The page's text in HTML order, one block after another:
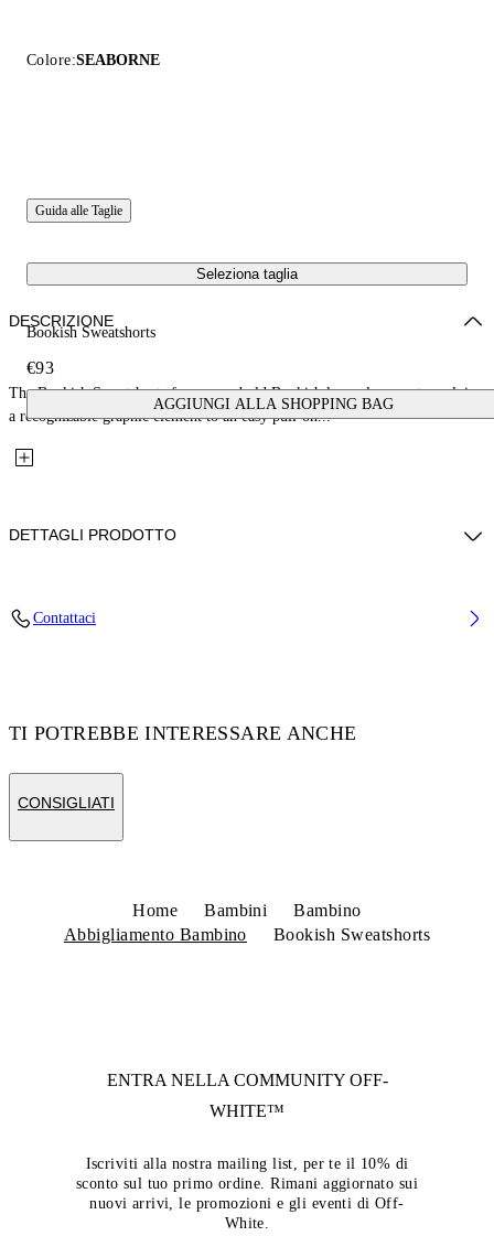
Colore:SEABORNE
Guida alle Taglie
Seleziona taglia
Bookish Sweatshorts
€93
AGGIUNGI ALLA SHOPPING BAG
DESCRIZIONE
The Bookish Sweatshorts focus on a bold Bookish logo placement, applying
a recognizable graphic element to an easy pull-on...
DETTAGLI PRODOTTO
Contattaci
TI POTREBBE INTERESSARE ANCHE
CONSIGLIATI
Home Bambini
Bambino
Abbigliamento Bambino
Bookish Sweatshorts
ENTRA NELLA COMMUNITY OFF-
WHITE™
Iscriviti alla nostra mailing list, per te il 10% di
sconto sul tuo primo ordine. Rimani aggiornato sui
nuovi arrivi, le promozioni e gli eventi di Off-
White.